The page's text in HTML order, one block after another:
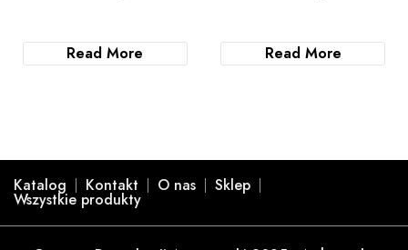
Read More Read More
Katalog Kontakt O nas Sklep
Wszystkie produkty